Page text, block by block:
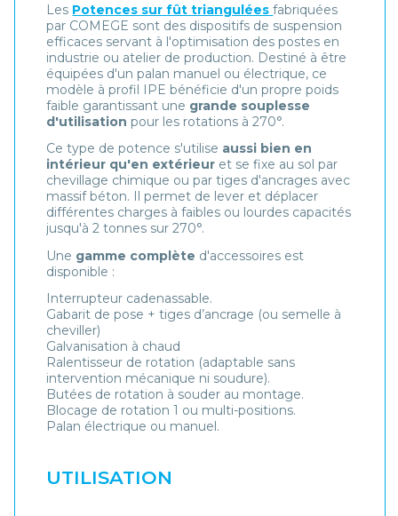
Les Potences sur fût trianguléesfabriquées
par COMEGE sont des dispositifs de suspension
efficaces servant à l'optimisation des postes en
industrie ou atelier de production. Destiné à être
équipées d'un palan manuel ou électrique, ce
modèle à profil IPE bénéficie d'un propre poids
faible garantissant une grande souplesse
d'utilisation pour les rotations à 270°.
Ce type de potence s'utilise aussi bien en
intérieur qu'en extérieur et se fixe au sol par
chevillage chimique ou par tiges d'ancrages avec
massif béton. Il permet de lever et déplacer
différentes charges à faibles ou lourdes capacités
jusqu'à 2 tonnes sur 270°.
Une gamme complète d'accessoires est
disponible :
Interrupteur cadenassable.
Gabarit de pose + tiges d’ancrage (ou semelle à
cheviller)
Galvanisation à chaud
Ralentisseur de rotation (adaptable sans
intervention mécanique ni soudure).
Butées de rotation à souder au montage.
Blocage de rotation 1 ou multi-positions.
Palan électrique ou manuel.
UTILISATION